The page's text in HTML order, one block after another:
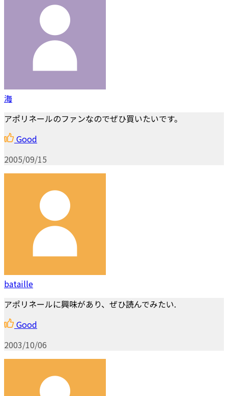
海
アポリネールのファンなのでぜひ買いたいです。
Good
2005/09/15
bataille
アポリネールに興味があり、ぜひ読んでみたい.
Good
2003/10/06